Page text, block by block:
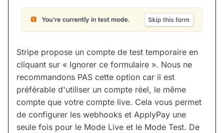
Stripe propose un compte de test temporaire en
cliquant sur « Ignorer ce formulaire ». Nous ne
recommandons PAS cette option car il est
préférable d'utiliser un compte réel, le même
compte que votre compte live. Cela vous permet
de configurer les webhooks et ApplyPay une
seule fois pour le Mode Live et le Mode Test. De